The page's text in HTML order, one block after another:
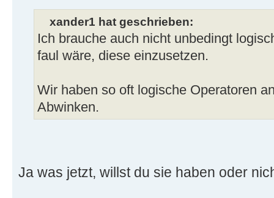
xander1 hat geschrieben:
Ich brauche auch nicht unbedingt
faul wäre, diese einzusetzen.
Wir haben so oft logische Operatoren
Abwinken.
Ja was jetzt, willst du sie haben oder